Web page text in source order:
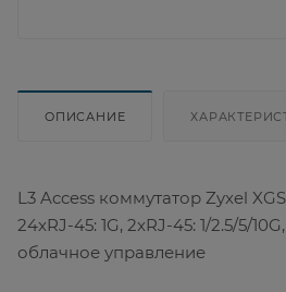
ОПИСАНИЕ
L3 Access коммутатор Zyxel
24xRJ-45: 1G, 2xRJ-45: 1/2.5/5/
облачное управление